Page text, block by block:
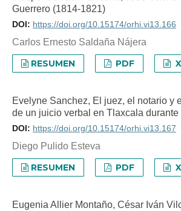
Guerrero (1814-1821)
DOI: https://doi.org/10.15174/orhi.vi13.166
Carlos Ernesto Saldaña Nájera
RESUMEN PDF
Evelyne Sanchez, El juez, el notario y
de un juicio verbal en Tlaxcala
DOI: https://doi.org/10.15174/orhi.vi13.167
Diego Pulido Esteva
RESUMEN PDF
Eugenia Allier Montaño, César Iván